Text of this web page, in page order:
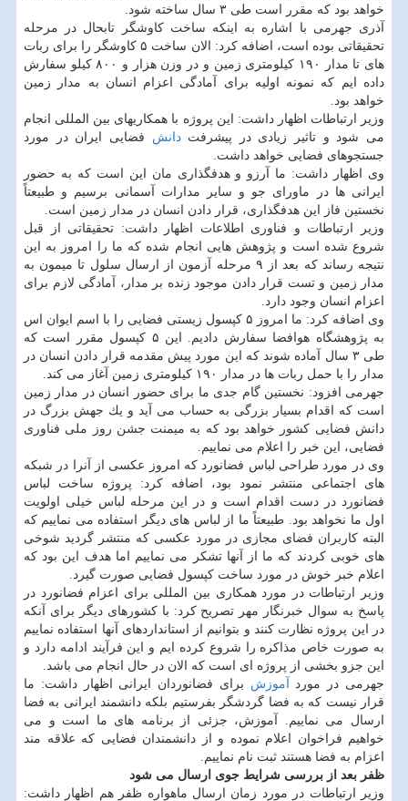
خواهد بود كه مقرر است طی ۳ سال ساخته شود.
آذری جهرمی با اشاره به اینكه ساخت كاوشگر تابحال در مرحله
تحقیقاتی بوده است، اضافه كرد: الان ساخت ۵ كاوشگر را برای ربات
های تا مدار ۱۹۰ كیلومتری زمین و در وزن هزار و ۸۰۰ كیلو سفارش
داده ایم كه نمونه اولیه برای آمادگی اعزام انسان به مدار زمین
خواهد بود.
وزیر ارتباطات اظهار داشت: این پروژه با همكاریهای بین المللی انجام
می شود و تاثیر زیادی در پیشرفتدانش فضایی ایران در مورد
جستجوهای فضایی خواهد داشت.
وی اظهار داشت: ما آرزو و هدفگذاری مان این است كه به حضور
ایرانی ها در ماورای جو و سایر مدارات آسمانی برسیم و طبیعتاً
نخستین فاز این هدفگذاری، قرار دادن انسان در مدار زمین است.
وزیر ارتباطات و فناوری اطلاعات اظهار داشت: تحقیقاتی از قبل
شروع شده است و پژوهش هایی انجام شده كه ما را امروز به این
نتیجه رساند كه بعد از ۹ مرحله آزمون از ارسال سلول تا میمون به
مدار زمین و تست قرار دادن موجود زنده بر مدار، آمادگی لازم برای
اعزام انسان وجود دارد.
وی اضافه كرد: ما امروز ۵ كپسول زیستی فضایی را با اسم ایوان اس
به پژوهشگاه هوافضا سفارش دادیم. این ۵ كپسول مقرر است كه
طی ۳ سال آماده شوند كه این مورد پیش مقدمه قرار دادن انسان در
مدار را با حمل ربات ها در مدار ۱۹۰ كیلومتری زمین آغاز می كند.
جهرمی افزود: نخستین گام جدی ما برای حضور انسان در مدار زمین
است كه اقدام بسیار بزرگی به حساب می آید و یك جهش بزرگ در
دانش فضایی كشور خواهد بود كه به میمنت جشن روز ملی فناوری
فضایی، این خبر را اعلام می نماییم.
وی در مورد طراحی لباس فضانورد كه امروز عكسی از آنرا در شبكه
های اجتماعی منتشر نمود بود، اضافه كرد: پروژه ساخت لباس
فضانورد در دست اقدام است و در این مرحله لباس خیلی اولویت
اول ما نخواهد بود. طبیعتاً ما از لباس های دیگر استفاده می نماییم كه
البته كاربران فضای مجازی در مورد عكسی كه منتشر گردید شوخی
های خوبی كردند كه ما از آنها تشكر می نماییم اما هدف این بود كه
اعلام خبر خوش در مورد ساخت كپسول فضایی صورت گیرد.
وزیر ارتباطات در مورد همكاری بین المللی برای اعزام فضانورد در
پاسخ به سوال خبرنگار مهر تصریح كرد: با كشورهای دیگر برای آنكه
در این پروژه نظارت كنند و بتوانیم از استانداردهای آنها استفاده نماییم
به صورت خاص مذاكره را شروع كرده ایم و این فرآیند ادامه دارد و
این جزو بخشی از پروژه ای است كه الان در حال انجام می باشد.
جهرمی در مورد آموزش برای فضانوردان ایرانی اظهار داشت: ما
قرار نیست كه به فضا گردشگر بفرستیم بلكه دانشمند ایرانی به فضا
ارسال می نماییم. آموزش، جزئی از برنامه های ما است و می
خواهیم فراخوان اعلام نموده و از دانشمندان فضایی كه علاقه مند
اعزام به فضا هستند ثبت نام نماییم.
ظفر بعد از بررسی شرایط جوی ارسال می شود
وزیر ارتباطات در مورد زمان ارسال ماهواره ظفر هم اظهار داشت: